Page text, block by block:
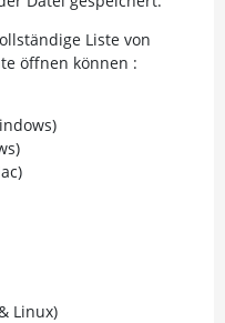
Liste von
öffnen können :
Linux)